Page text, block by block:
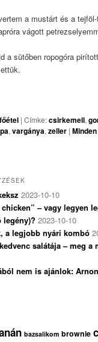
a mustárt és a
vágott
a sütőben ropogóra pirított
főétel |Címke:csirkemell,
,vargánya,zeller |
2023-10-10
– vagy legyen
legény)? 2023-10-10
a legjobb nyári kombó
salátája – meg a
nem is ajánlok:
bazsalikom brownie